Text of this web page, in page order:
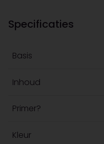
Specificaties
Basis
Inhoud
Primer?
Kleur